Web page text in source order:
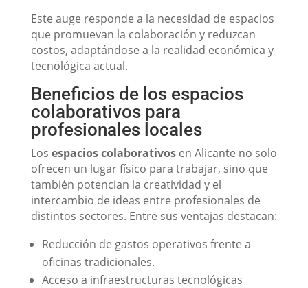
Este auge responde a la necesidad de espacios
que promuevan la colaboración y reduzcan
costos, adaptándose a la realidad económica y
tecnológica actual.
Beneficios de los espacios
colaborativos para
profesionales locales
Los espacios colaborativosen Alicante no solo
ofrecen un lugar físico para trabajar, sino que
también potencian la creatividad y el
intercambio de ideas entre profesionales de
distintos sectores. Entre sus ventajas destacan:
Reducción de gastos operativos frente a
oficinas tradicionales.
Acceso a infraestructuras tecnológicas